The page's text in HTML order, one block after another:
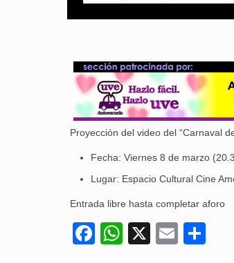
Proyección del video del “Carnaval
Fecha: Viernes 8 de marzo
Lugar: Espacio Cultural Cine
Entrada libre hasta completar aforo
Facebook
WhatsApp
X Email